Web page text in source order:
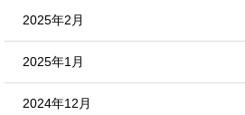
2025年2月
2025年1月
2024年12月